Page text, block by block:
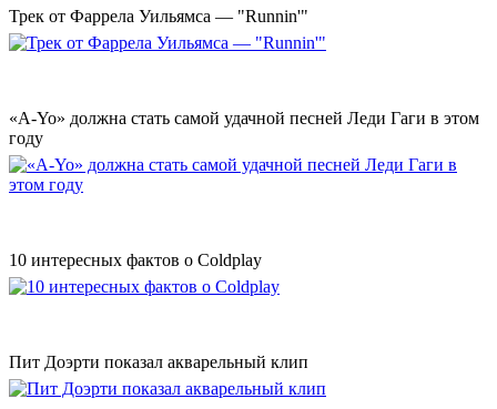
Трек от Фаррела Уильямса — "Runnin'"
«A-Yo» должна стать самой удачной песней Леди Гаги в этом
году
10 интересных фактов о Coldplay
Пит Доэрти показал акварельный клип